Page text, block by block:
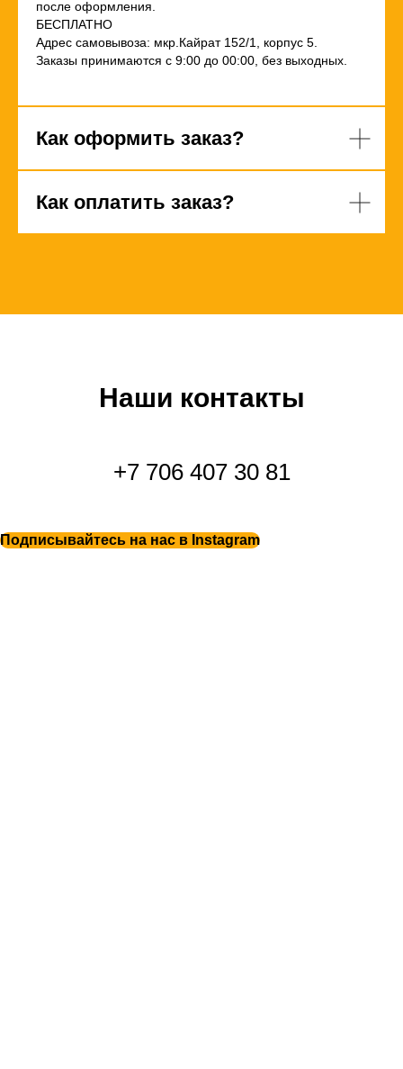
после оформления.
БЕСПЛАТНО
Адрес самовывоза: мкр.Кайрат 152/1, корпус 5.
Заказы принимаются с 9:00 до 00:00, без выходных.
Как оформить заказ?
Как оплатить заказ?
Наши контакты
+7 706 407 30 81
Подписывайтесь на нас в Instagram